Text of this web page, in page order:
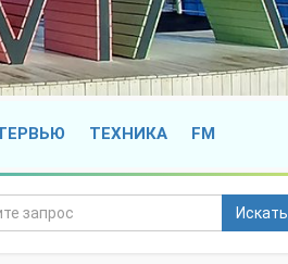
ТЕХНИКА FM
Искать